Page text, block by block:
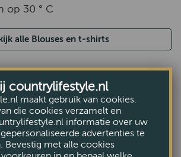
op 30 ° C
alle Blouses en t-shirts
BEKEKEN OOK
countrylifestyle.nl
maakt gebruik van cookies.
die cookies verzamelt en
informatie over uw
advertenties te
Bevestig met alle cookies